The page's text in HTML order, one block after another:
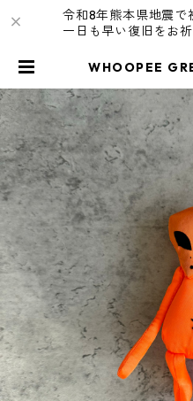
令和8年熊本県地震で
一日も早い復旧をお
WHOOPEE GREY®